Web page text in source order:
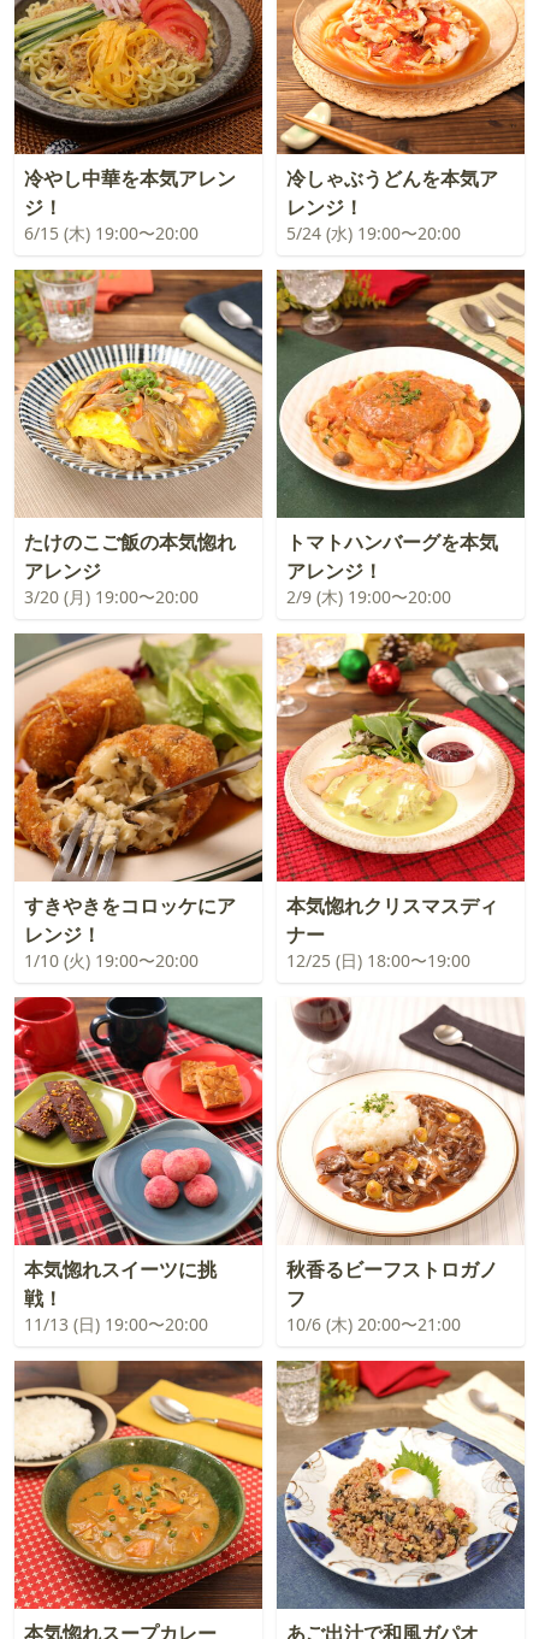
冷やし中華を本気アレン
ジ！
6/15 (木) 19:00〜20:00
冷しゃぶうどんを本気ア
レンジ！
5/24 (水) 19:00〜20:00
たけのこご飯の本気惚れ
アレンジ
3/20 (月) 19:00〜20:00
トマトハンバーグを本気
アレンジ！
2/9 (木) 19:00〜20:00
すきやきをコロッケにア
レンジ！
1/10 (火) 19:00〜20:00
本気惚れクリスマスディ
ナー
12/25 (日) 18:00〜19:00
本気惚れスイーツに挑
戦！
11/13 (日) 19:00〜20:00
秋香るビーフストロガノ
フ
10/6 (木) 20:00〜21:00
本気惚れスープカレー あご出汁で和風ガパオ